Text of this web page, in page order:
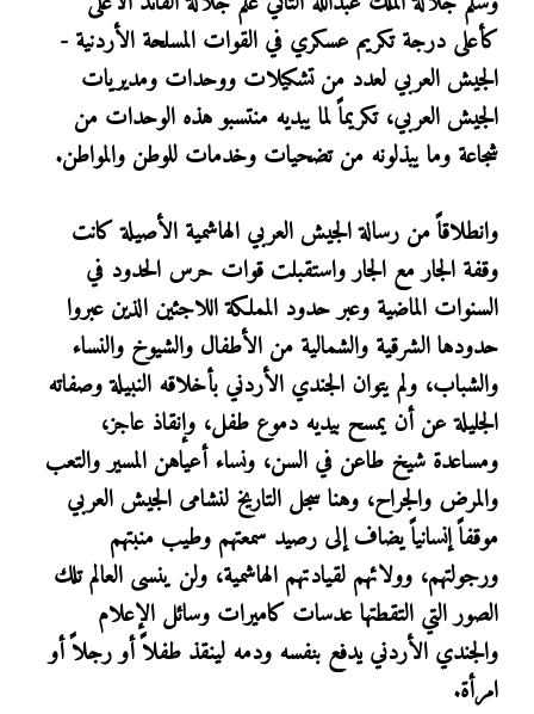
كأعلى درجة تكريم عسكري في القوات المسلحة الأردنية -
الجيش العربي لعدد من تشكيلات ووحدات ومديريات
الجيش العربي، تكريماً لما يبديه منتسبو هذه الوحدات من
شجاعة وما يبذلونه من تضحيات وخدمات للوطن والمواطن.
وانطلاقاً من رسالة الجيش العربي الهاشمية الأصيلة كانت
وقفة الجار مع الجار واستقبلت قوات حرس الحدود في
السنوات الماضية وعبر حدود المملكة اللاجئين الذين عبروا
حدودها الشرقية والشمالية من الأطفال والشيوخ والنساء
والشباب، ولم يتوان الجندي الأردني بأخلاقه النبيلة وصفاته
الجليلة عن أن يمسح بيديه دموع طفل، وإنقاذ عاجز،
ومساعدة شيخ طاعن في السن، ونساء أعياهن المسير والتعب
والمرض والجراح، وهنا سجل التاريخ لنشامى الجيش العربي
موقفاً إنسانياً يضاف إلى رصيد سمعتهم وطيب منبتهم
ورجولتهم، وولائهم لقيادتهم الهاشمية، ولن ينسى العالم تلك
الصور التي التقطتها عدسات كاميرات وسائل الإعلام
والجندي الأردني يدفع بنفسه ودمه لينقذ طفلاً أو رجلاً أو
امرأة.